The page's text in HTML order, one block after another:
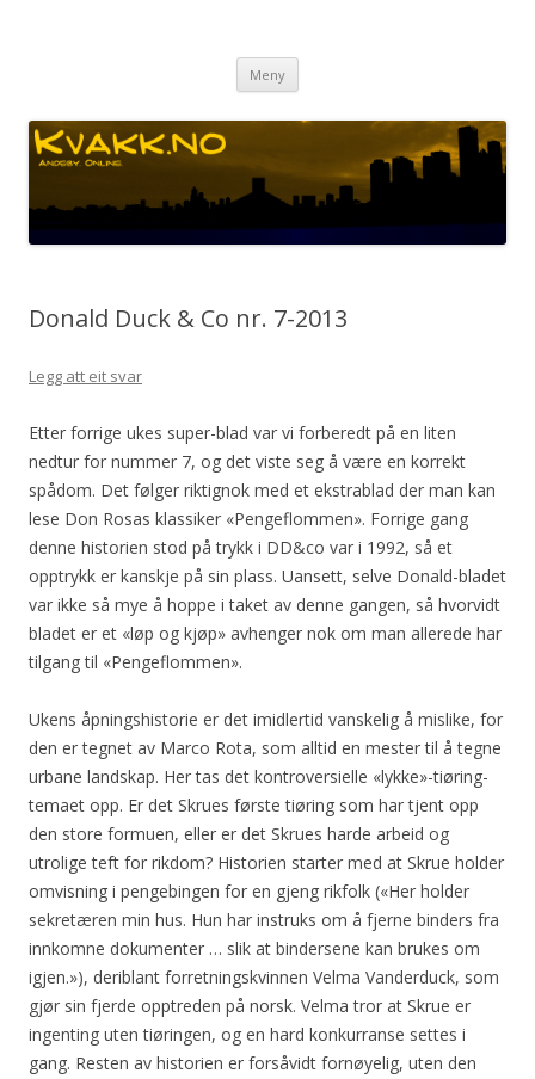
Meny
Donald Duck & Co nr. 7-2013
Legg att eit svar
Etter forrige ukes super-blad var vi forberedt på en liten
nedtur for nummer 7, og det viste seg å være en korrekt
spådom. Det følger riktignok med et ekstrablad der man kan
lese Don Rosas klassiker «Pengeflommen». Forrige gang
denne historien stod på trykk i DD&co var i 1992, så et
opptrykk er kanskje på sin plass. Uansett, selve Donald-bladet
var ikke så mye å hoppe i taket av denne gangen, så hvorvidt
bladet er et «løp og kjøp» avhenger nok om man allerede har
tilgang til «Pengeflommen».
Ukens åpningshistorie er det imidlertid vanskelig å mislike, for
den er tegnet av Marco Rota, som alltid en mester til å tegne
urbane landskap. Her tas det kontroversielle «lykke»-tiøring-
temaet opp. Er det Skrues første tiøring som har tjent opp
den store formuen, eller er det Skrues harde arbeid og
utrolige teft for rikdom? Historien starter med at Skrue holder
omvisning i pengebingen for en gjeng rikfolk («Her holder
sekretæren min hus. Hun har instruks om å fjerne binders fra
innkomne dokumenter … slik at bindersene kan brukes om
igjen.»), deriblant forretningskvinnen Velma Vanderduck, som
gjør sin fjerde opptreden på norsk. Velma tror at Skrue er
ingenting uten tiøringen, og en hard konkurranse settes i
gang. Resten av historien er forsåvidt fornøyelig, uten den